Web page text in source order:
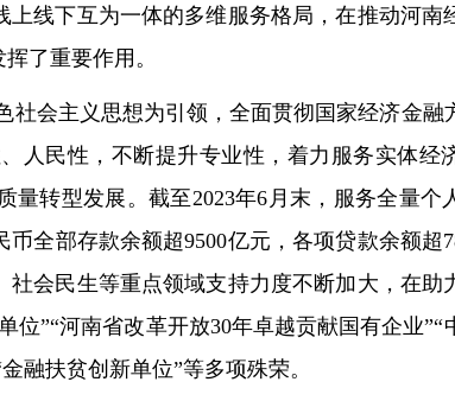
线下互为一体的多维服务格局，在推动河南
了重要作用。
会主义思想为引领，全面贯彻国家经济金融
人民性，不断提升专业性，着力服务实体经
转型发展。截至2023年6月末，服务全量个
全部存款余额超9500亿元，各项贷款余额超
会民生等重点领域支持力度不断加大，在助
”“河南省改革开放30年卓越贡献国有企业”“
融扶贫创新单位”等多项殊荣。